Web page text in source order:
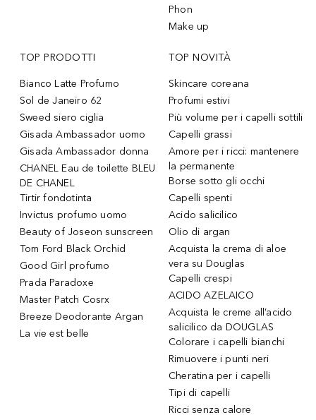
Phon
Make up
TOP PRODOTTI
Bianco Latte Profumo
Sol de Janeiro 62
Sweed siero ciglia
Gisada Ambassador uomo
Gisada Ambassador donna
CHANEL Eau de toilette BLEU
DE CHANEL
Tirtir fondotinta
Invictus profumo uomo
Beauty of Joseon sunscreen
Tom Ford Black Orchid
Good Girl profumo
Prada Paradoxe
Master Patch Cosrx
Breeze Deodorante Argan
La vie est belle
TOP NOVITÀ
Skincare coreana
Profumi estivi
Più volume per i capelli sottili
Capelli grassi
Amore per i ricci: mantenere
la permanente
Borse sotto gli occhi
Capelli spenti
Acido salicilico
Olio di argan
Acquista la crema di aloe
vera su Douglas
Capelli crespi
ACIDO AZELAICO
Acquista le creme all’acido
salicilico da DOUGLAS
Colorare i capelli bianchi
Rimuovere i punti neri
Cheratina per i capelli
Tipi di capelli
Ricci senza calore